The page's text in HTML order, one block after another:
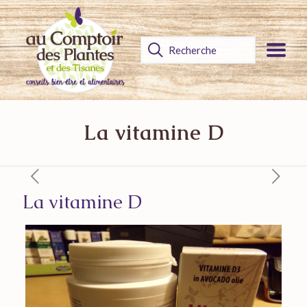
La vitamine D
La vitamine D